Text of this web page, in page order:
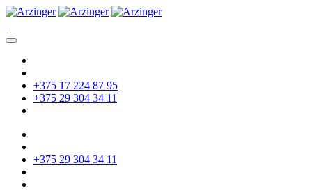
+375 17 224 87 95
+375 29 304 34 11
+375 29 304 34 11